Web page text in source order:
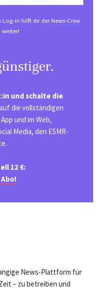
Log-in hilft dir derNews-Crew
weiter!
und schalte die
die vollständigen
und im Web,
Media, den ESMR-
12 €:
News-Plattform für
– zu betreiben und